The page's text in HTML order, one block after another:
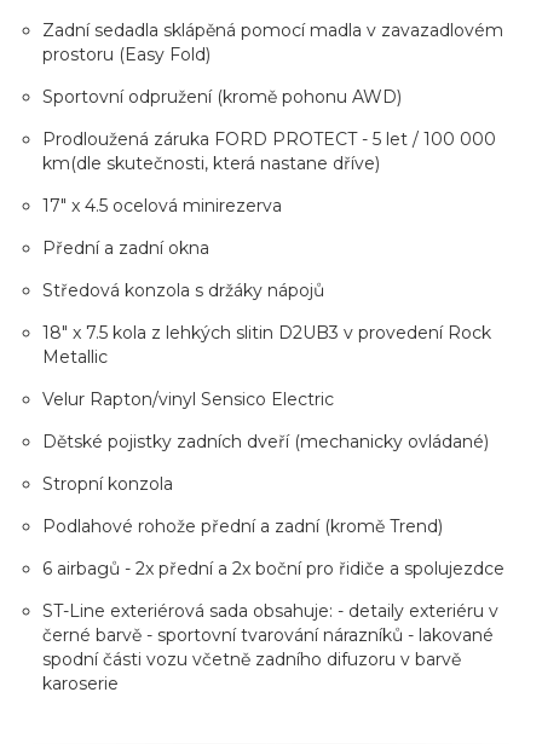
Zadní sedadla sklápěná pomocí madla v zavazadlovém
prostoru (Easy Fold)
Sportovní odpružení (kromě pohonu AWD)
Prodloužená záruka FORD PROTECT - 5 let / 100 000
km(dle skutečnosti, která nastane dříve)
17" x 4.5 ocelová minirezerva
Přední a zadní okna
Středová konzola s držáky nápojů
18" x 7.5 kola z lehkých slitin D2UB3 v provedení Rock
Metallic
Velur Rapton/vinyl Sensico Electric
Dětské pojistky zadních dveří (mechanicky ovládané)
Stropní konzola
Podlahové rohože přední a zadní (kromě Trend)
6 airbagů - 2x přední a 2x boční pro řidiče a spolujezdce
ST-Line exteriérová sada obsahuje: - detaily exteriéru v
černé barvě - sportovní tvarování nárazníků - lakované
spodní části vozu včetně zadního difuzoru v barvě
karoserie